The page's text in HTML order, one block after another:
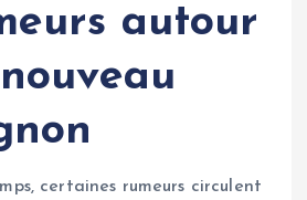
autour
certaines rumeurs circulent